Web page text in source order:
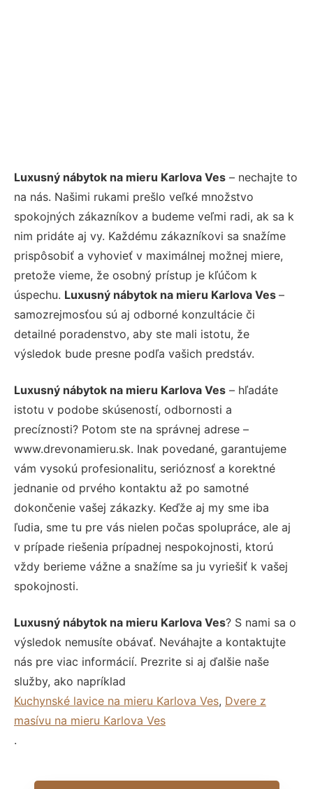
Luxusný nábytok na mieru Karlova Ves – nechajte to
na nás. Našimi rukami prešlo veľké množstvo
spokojných zákazníkov a budeme veľmi radi, ak sa k
nim pridáte aj vy. Každému zákazníkovi sa snažíme
prispôsobiť a vyhovieť v maximálnej možnej miere,
pretože vieme, že osobný prístup je kľúčom k
úspechu. Luxusný nábytok na mieru Karlova Ves –
samozrejmosťou sú aj odborné konzultácie či
detailné poradenstvo, aby ste mali istotu, že
výsledok bude presne podľa vašich predstáv.
Luxusný nábytok na mieru Karlova Ves – hľadáte
istotu v podobe skúseností, odbornosti a
precíznosti? Potom ste na správnej adrese –
www.drevonamieru.sk. Inak povedané, garantujeme
vám vysokú profesionalitu, serióznosť a korektné
jednanie od prvého kontaktu až po samotné
dokončenie vašej zákazky. Keďže aj my sme iba
ľudia, sme tu pre vás nielen počas spolupráce, ale aj
v prípade riešenia prípadnej nespokojnosti, ktorú
vždy berieme vážne a snažíme sa ju vyriešiť k vašej
spokojnosti.
Luxusný nábytok na mieru Karlova Ves? S nami sa o
výsledok nemusíte obávať. Neváhajte a kontaktujte
nás pre viac informácií. Prezrite si aj ďalšie naše
služby, ako napríklad
Kuchynské lavice na mieru Karlova Ves, Dvere z
masívu na mieru Karlova Ves
.